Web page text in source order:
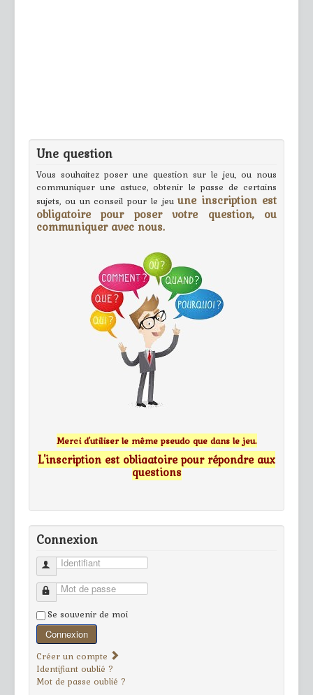
Une question
Vous souhaitez poser une question sur le jeu, ou nous
communiquer une astuce, obtenir le passe de certains
sujets, ou un conseil pour le jeuune inscription est
obligatoire pour poser votre question, ou
communiquer avec nous.
Merci d'utiliser le même pseudo que dans le jeu.
L'inscription est obligatoire pour répondre aux
questions
Connexion
Identifiant
Mot de passe
Se souvenir de moi
Connexion
Créer un compte
Identifiant oublié ?
Mot de passe oublié ?